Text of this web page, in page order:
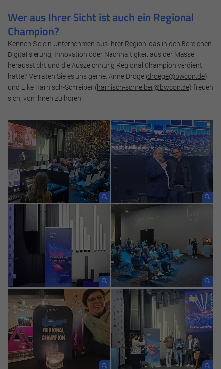
Wer aus Ihrer Sicht ist auch ein Regional
Champion?
Kennen Sie ein Unternehmen aus Ihrer Region, das in den Bereichen
Digitalisierung, Innovation oder Nachhaltigkeit aus der Masse
heraussticht und die Auszeichnung Regional Champion verdient
hätte? Verraten Sie es uns gerne. Anne Dröge (droege@bwcon.de)
und Elke Harnisch-Schreiber (harnisch-schreiber@bwcon.de) freuen
sich, von Ihnen zu hören.